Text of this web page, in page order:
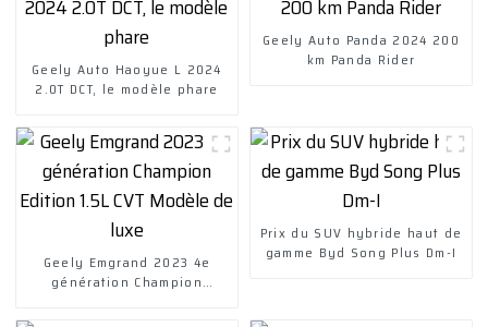
Geely Auto Haoyue L 2024
2.0T DCT, le modèle phare
Geely Auto Panda 2024 200
km Panda Rider
Geely Emgrand 2023 4e
génération Champion
Prix ​​du SUV hybride haut de
gamme Byd Song Plus Dm-I